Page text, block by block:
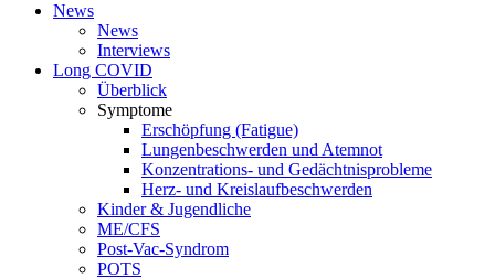
News
News
Interviews
Long COVID
Überblick
Symptome
Erschöpfung (Fatigue)
Lungenbeschwerden und Atemnot
Konzentrations- und Gedächtnisprobleme
Herz- und Kreislaufbeschwerden
Kinder & Jugendliche
ME/CFS
Post-Vac-Syndrom
POTS